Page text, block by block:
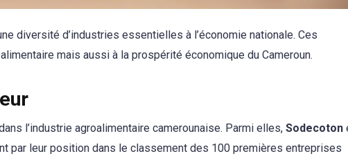
diversité d’industries essentielles à l’économie nationale. Ces
mais aussi à la prospérité économique du Cameroun.
l’industrie agroalimentaire camerounaise. Parmi elles, Sodecoton
par leur position dans le classement des 100 premières entreprises